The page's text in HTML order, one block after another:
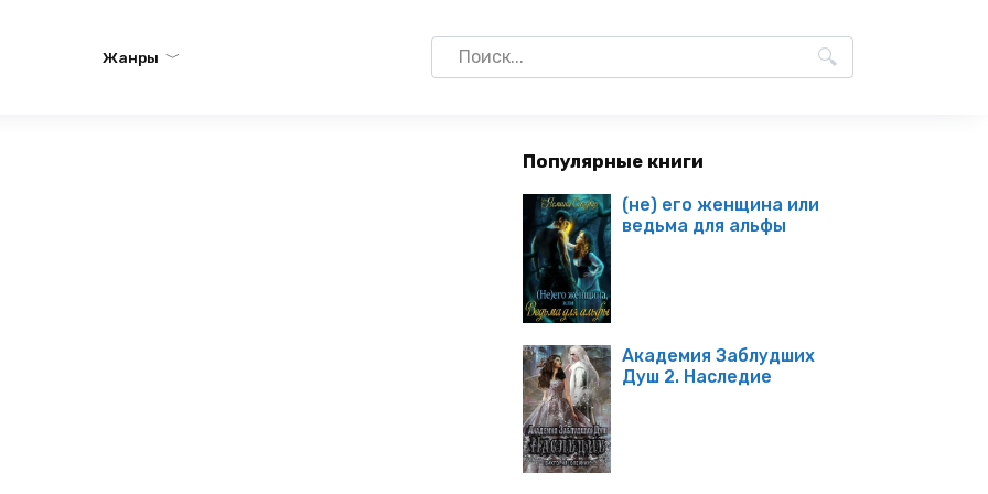
Жанры
Search
for:
Популярные книги
(не) его женщина или
ведьма для альфы
Академия Заблудших
Душ 2. Наследие